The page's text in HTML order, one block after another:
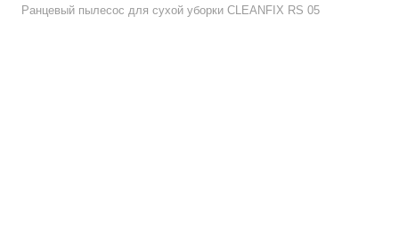
Ранцевый пылесос для сухой уборки CLEANFIX RS 05